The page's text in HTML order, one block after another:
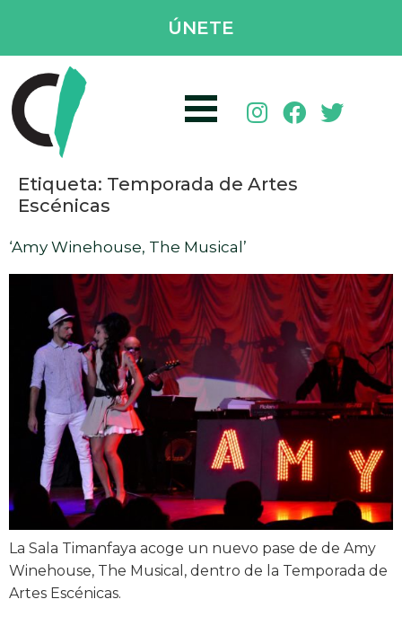
ÚNETE
Etiqueta: Temporada de Artes
Escénicas
‘Amy Winehouse, The Musical’
La Sala Timanfaya acoge un nuevo pase de de Amy
Winehouse, The Musical, dentro de la Temporada de
Artes Escénicas.